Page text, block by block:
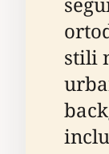
stili